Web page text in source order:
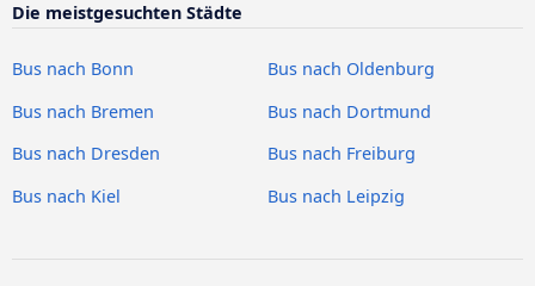
Die meistgesuchten Städte
Bus nach Bonn
Bus nach Oldenburg
Bus nach Bremen
Bus nach Dortmund
Bus nach Dresden
Bus nach Freiburg
Bus nach Kiel
Bus nach Leipzig